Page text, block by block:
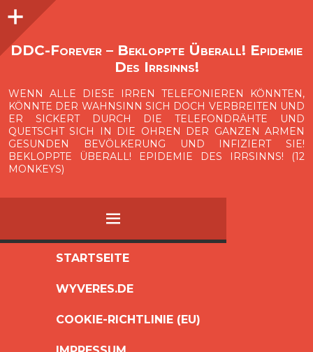
O
p
e
n
i
d
e
b
a
DDC-Forever – Bekloppte Überall! Epidemie
Des Irrsinns!
WENN ALLE DIESE IRREN TELEFONIEREN KÖNNTEN,
KÖNNTE DER WAHNSINN SICH DOCH VERBREITEN UND
ER SICKERT DURCH DIE TELEFONDRÄHTE UND
QUETSCHT SICH IN DIE OHREN DER GANZEN ARMEN
GESUNDEN BEVÖLKERUNG UND INFIZIERT SIE!
BEKLOPPTE ÜBERALL! EPIDEMIE DES IRRSINNS! (12
MONKEYS)
MENÜ
SPRINGEN
STARTSEITE
WYVERES.DE
COOKIE-RICHTLINIE (EU)
Seitenleiste